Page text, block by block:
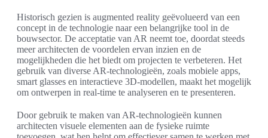
Historisch gezien is augmented reality geëvolueerd van een
concept in de technologie naar een belangrijke tool in de
bouwsector. De acceptatie van AR neemt toe, doordat steeds
meer architecten de voordelen ervan inzien en de
mogelijkheden die het biedt om projecten te verbeteren. Het
gebruik van diverse AR-technologieën, zoals mobiele apps,
smart glasses en interactieve 3D-modellen, maakt het mogelijk
om ontwerpen in real-time te analyseren en te presenteren.
Door gebruik te maken van AR-technologieën kunnen
architecten visuele elementen aan de fysieke ruimte